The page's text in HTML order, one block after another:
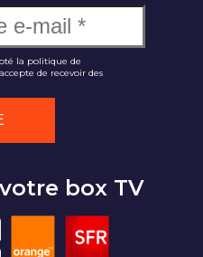
la politique de
de recevoir des
box TV